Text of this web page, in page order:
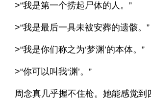
>“我是第一个捞起尸体的人。”
>“我是最后一具未被安葬的遗骸。”
>“我是你们称之为‘梦渊’的本体。”
>“你可以叫我‘渊’。”
周念真几乎握不住枪。她能感觉到